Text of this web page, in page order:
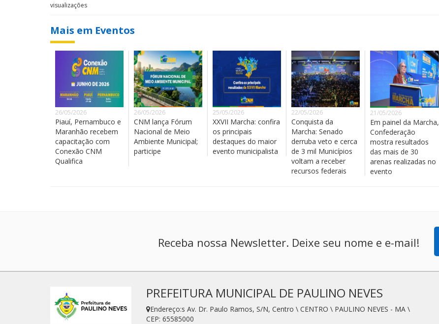
visualizações
Mais em Eventos
26/05/2026
Piauí, Pernambuco e
Maranhão recebem
capacitação com
Conexão CNM
Qualifica
26/05/2026
CNM lança Fórum
Nacional de Meio
Ambiente Municipal;
participe
25/05/2026
XXVII Marcha: confira
os principais
destaques do maior
evento municipalista
22/05/2026
Conquista da
Marcha: Senado
derruba veto e cerca
de 3 mil Municípios
voltam a receber
recursos federais
21/05/2026
Em painel da Marcha,
Confederação
mostra resultados
das mais de 30
arenas realizadas no
evento
Receba nossa Newsletter. Deixe seu nome e e-mail!
PREFEITURA MUNICIPAL DE PAULINO NEVES
Endereço:s Av. Dr. Paulo Ramos, S/N, Centro \ CENTRO \ PAULINO NEVES - MA \
CEP: 65585000